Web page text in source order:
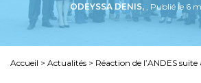
ODEYSSA DENIS, , Publié le 6
Accueil > Actualités > Réaction de l’ANDES suite